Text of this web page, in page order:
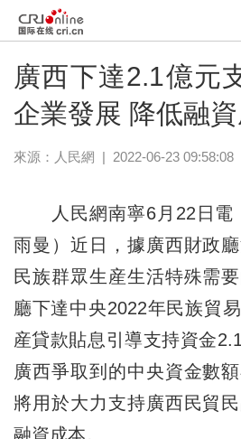
廣西下達2.1億元
企業發展 降低融
來源： 人民網 | 2022-06-23 09:58:08
人民網南寧6月22日電
雨曼）近日，據廣西財政
民族群眾生産生活特殊需
廳下達中央2022年民族貿
産貸款貼息引導支持資金
廣西爭取到的中央資金數
將用於大力支持廣西民貿
融資成本。